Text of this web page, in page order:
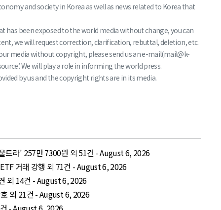
and society in Korea as well as news related to Korea that
has been exposed to the world media without change, you can
we will request correction, clarification, rebuttal, deletion, etc.
media without copyright, please send us an e-mail(mail@k-
We will play a role in informing the world press.
by us and the copyright rights are in its media.
트라' 257만 7300원 외 51건 - August 6, 2026
거래 강행 외 71건 - August 6, 2026
외 14건 - August 6, 2026
외 21건 - August 6, 2026